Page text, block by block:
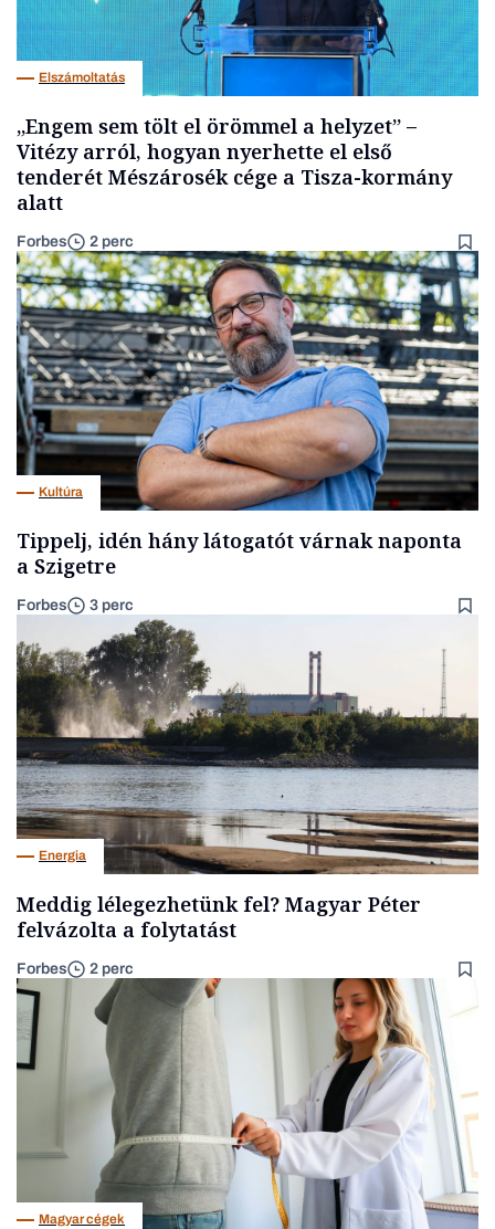
Elszámoltatás
„Engem sem tölt el örömmel a helyzet” –
Vitézy arról, hogyan nyerhette el első
tenderét Mészárosék cége a Tisza-kormány
alatt
Forbes 2 perc
Kultúra
Tippelj, idén hány látogatót várnak naponta
a Szigetre
Forbes 3 perc
Energia
Meddig lélegezhetünk fel? Magyar Péter
felvázolta a folytatást
Forbes 2 perc
Magyar cégek